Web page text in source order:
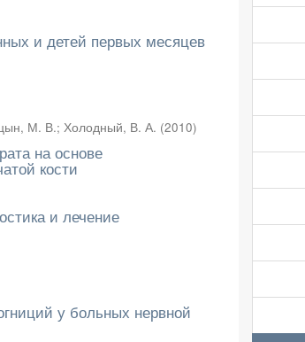
и детей первых месяцев
М. В.; Холодный, В. А. (2010)
на основе
кости
и лечение
у больных нервной